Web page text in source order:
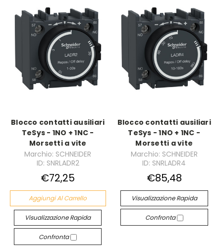
Blocco contatti ausiliari
TeSys - 1NO + 1NC -
Morsetti a vite
Marchio: SCHNEIDER
ID: SNRLADR2
€72,25
Aggiungi Al Carrello
Visualizzazione Rapida
Confronta
Blocco contatti ausiliari
TeSys - 1NO + 1NC -
Morsetti a vite
Marchio: SCHNEIDER
ID: SNRLADR4
€85,48
Visualizzazione Rapida
Confronta